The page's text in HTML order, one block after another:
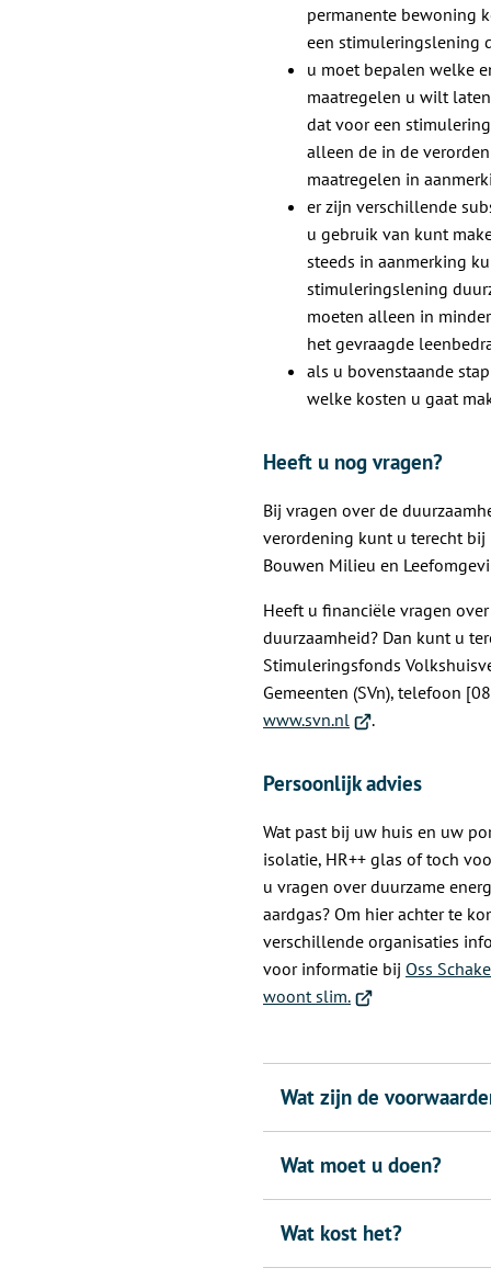
permanente bewoning
een stimuleringslening
u moet bepalen welke
maatregelen u wilt
dat voor een
alleen de in de
maatregelen in
er zijn verschillende
u gebruik van kunt
steeds in aanmerking
stimuleringslening
moeten alleen in
het gevraagde
als u bovenstaande
welke kosten u gaat
Heeft u nog vragen?
Bij vragen over de
verordening kunt u terecht bij
Bouwen Milieu en
Heeft u financiële vragen
duurzaamheid? Dan kunt u
Stimuleringsfonds
Gemeenten (SVn), telefoon
www.svn.nl (Verwijst
een
externe
website)
.
Persoonlijk advies
Wat past bij uw huis en uw
isolatie, HR++ glas of toch
u vragen over duurzame
aardgas? Om hier achter te
verschillende organisaties
voor informatie bij Oss
woont slim. (Verwijst
website)
Wat zijn de
Wat moet u doen?
Wat kost het?